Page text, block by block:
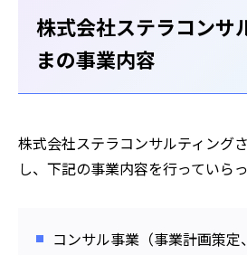
株式会社ステラコンサ
まの事業内容
株式会社ステラコンサルティング
し、下記の事業内容を行っていら
コンサル事業（事業計画策定